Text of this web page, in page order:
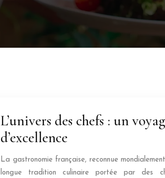
L’univers des chefs : un
d’excellence
La gastronomie française, reconnue
longue tradition culinaire portée par des